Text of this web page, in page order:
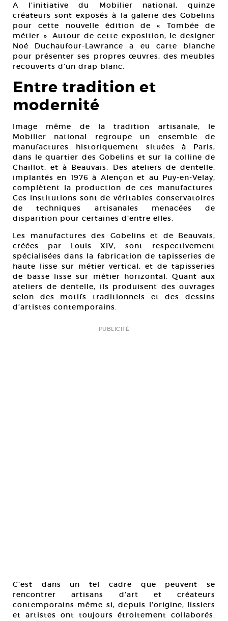
A l’initiative du Mobilier national, quinze
créateurs sont exposés à la galerie des Gobelins
pour cette nouvelle édition de « Tombée de
métier ». Autour de cette exposition, le designer
Noé Duchaufour-Lawrance a eu carte blanche
pour présenter ses propres œuvres, des meubles
recouverts d’un drap blanc.
Entre tradition et
modernité
Image même de la tradition artisanale, le
Mobilier national regroupe un ensemble de
manufactures historiquement situées à Paris,
dans le quartier des Gobelins et sur la colline de
Chaillot, et à Beauvais. Des ateliers de dentelle,
implantés en 1976 à Alençon et au Puy-en-Velay,
complètent la production de ces manufactures.
Ces institutions sont de véritables conservatoires
de techniques artisanales menacées de
disparition pour certaines d’entre elles.
Les manufactures des Gobelins et de Beauvais,
créées par Louis XIV, sont respectivement
spécialisées dans la fabrication de tapisseries de
haute lisse sur métier vertical, et de tapisseries
de basse lisse sur métier horizontal. Quant aux
ateliers de dentelle, ils produisent des ouvrages
selon des motifs traditionnels et des dessins
d’artistes contemporains.
PUBLICITÉ
C’est dans un tel cadre que peuvent se
rencontrer artisans d’art et créateurs
contemporains même si, depuis l’origine, lissiers
et artistes ont toujours étroitement collaborés.